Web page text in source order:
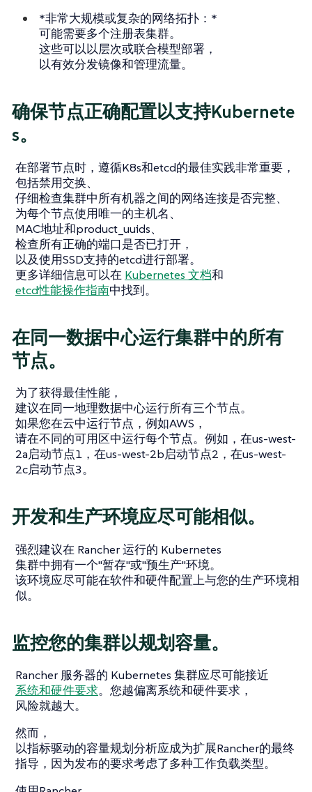
*非常大规模或复杂的网络拓扑：*
可能需要多个注册表集群。
这些可以以层次或联合模型部署，
以有效分发镜像和管理流量。
确保节点正确配置以支持Kubernete
s。
在部署节点时，遵循K8s和etcd的最佳实践非常重要，
包括禁用交换、
仔细检查集群中所有机器之间的网络连接是否完整、
为每个节点使用唯一的主机名、
MAC地址和product_uuids、
检查所有正确的端口是否已打开，
以及使用SSD支持的etcd进行部署。
更多详细信息可以在 Kubernetes 文档和
etcd性能操作指南中找到。
在同一数据中心运行集群中的所有
节点。
为了获得最佳性能，
建议在同一地理数据中心运行所有三个节点。
如果您在云中运行节点，例如AWS，
请在不同的可用区中运行每个节点。例如，在us-west-
2a启动节点1，在us-west-2b启动节点2，在us-west-
2c启动节点3。
开发和生产环境应尽可能相似。
强烈建议在 Rancher 运行的 Kubernetes
集群中拥有一个"暂存"或"预生产"环境。
该环境应尽可能在软件和硬件配置上与您的生产环境相
似。
监控您的集群以规划容量。
Rancher 服务器的 Kubernetes 集群应尽可能接近
系统和硬件要求。您越偏离系统和硬件要求，
风险就越大。
然而，
以指标驱动的容量规划分析应成为扩展Rancher的最终
指导，因为发布的要求考虑了多种工作负载类型。